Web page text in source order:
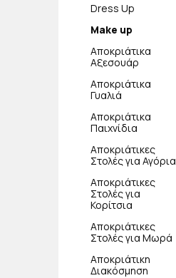
Dress Up
Make up
Αποκριάτικα
Αξεσουάρ
Αποκριάτικα
Γυαλιά
Αποκριάτικα
Παιχνίδια
Αποκριάτικες
Στολές για Αγόρια
Αποκριάτικες
Στολές για
Κορίτσια
Αποκριάτικες
Στολές για Μωρά
Αποκριάτικη
Διακόσμηση